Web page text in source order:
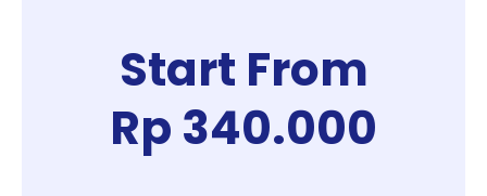
Start From
Rp 340.000